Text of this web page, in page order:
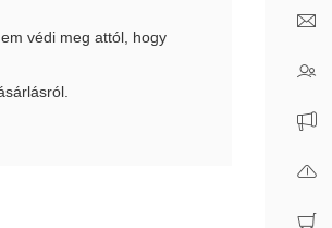
védi meg attól, hogy